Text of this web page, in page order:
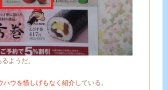
ようだ。
ハウを惜しげもなく紹介している。